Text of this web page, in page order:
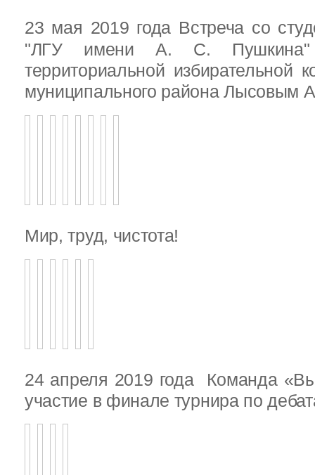
23 мая 2019 года Встреча со
"ЛГУ имени А. С. Пушкина"
территориальной избирательной
муниципального района Лысовым
Мир, труд, чистота!
24 апреля 2019 года Команда
участие в финале турнира по